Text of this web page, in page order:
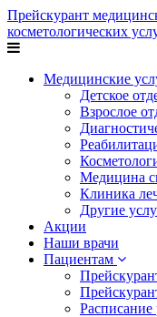
Прейскурант
косметологических
Медицинские
Детское
Взрослое
Медицина
Клиника
Другие
Акции
Наши врачи
Пациентам
Расписание